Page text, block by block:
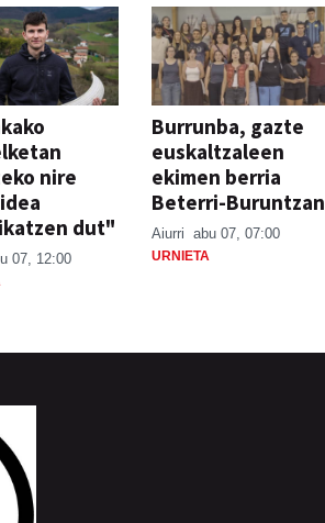
nire
dut"
07, 12:00
Burrunba, gazte
euskaltzaleen
ekimen berria
Beterri-Buruntzan
Aiurri abu 07, 07:00
URNIETA